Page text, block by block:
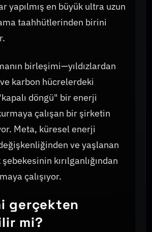
yapılmış en büyük ultra uzun
taahhütlerinden birini
birleşimi—yıldızlardan
karbon hücrelerdeki
döngü" bir enerji
çalışan bir şirketin
Meta, küresel enerji
ve yaşlanan
kırılganlığından
çalışıyor.
gerçekten
mi?